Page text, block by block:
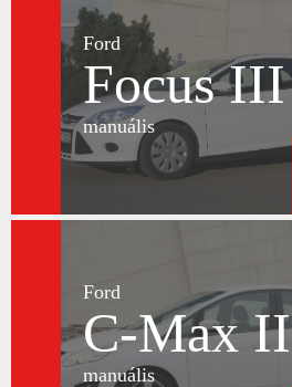
Ford
Focus III
manuális
Ford
C-Max II
manuális